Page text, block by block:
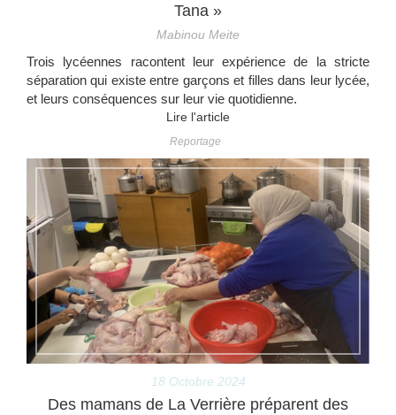
Tana »
Mabinou Meite
Trois lycéennes racontent leur expérience de la stricte
séparation qui existe entre garçons et filles dans leur lycée,
et leurs conséquences sur leur vie quotidienne.
Lire l'article
Reportage
18 Octobre 2024
Des mamans de La Verrière préparent des